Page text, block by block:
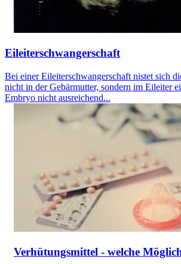
Eileiterschwangerschaft
Bei einer Eileiterschwangerschaft nistet sich
nicht in der Gebärmutter, sondern im Eileiter
Embryo nicht ausreichend...
Verhütungsmittel - welche